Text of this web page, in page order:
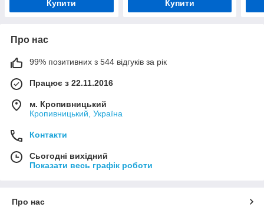
Купити Купити
Про нас
99% позитивних з 544 відгуків за рік
Працює з 22.11.2016
м. Кропивницький
Кропивницький, Україна
Контакти
Сьогодні вихідний
Показати весь графік роботи
Про нас